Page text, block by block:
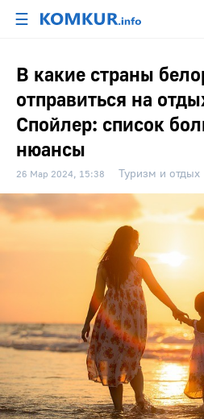
☰
В какие страны
отправиться на
Спойлер: список
нюансы
26 Мар 2024, 15:38 Туризм и отдых